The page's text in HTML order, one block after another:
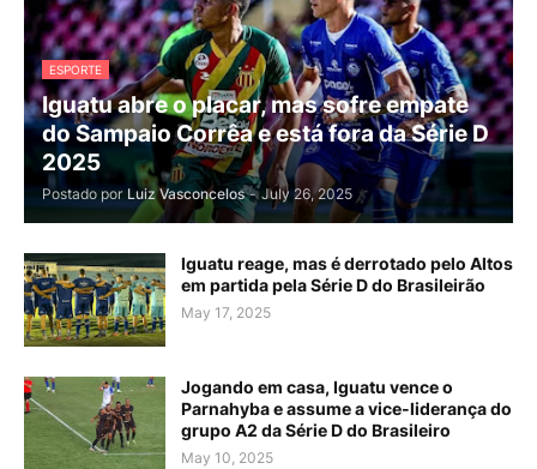
ESPORTE
Iguatu abre o placar, mas sofre empate
do Sampaio Corrêa e está fora da Série D
2025
Postado por Luiz Vasconcelos - July 26, 2025
Iguatu reage, mas é derrotado pelo Altos
em partida pela Série D do Brasileirão
May 17, 2025
Jogando em casa, Iguatu vence o
Parnahyba e assume a vice-liderança do
grupo A2 da Série D do Brasileiro
May 10, 2025